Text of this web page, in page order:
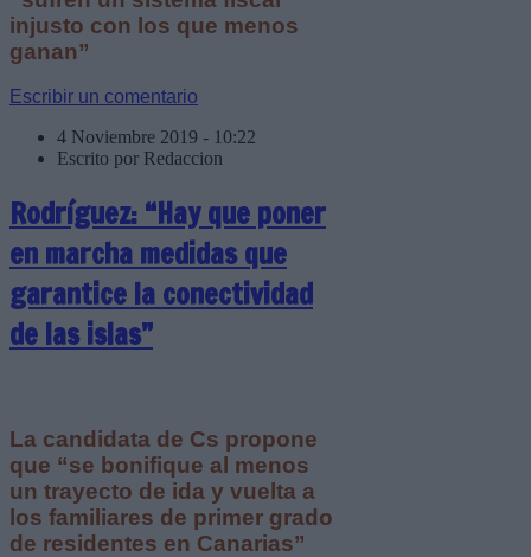
injusto con los que menos
ganan”
Escribir un comentario
4 Noviembre 2019 - 10:22
Escrito por Redaccion
Rodríguez: “Hay que poner
en marcha medidas que
garantice la conectividad
de las islas”
La candidata de Cs propone
que “se bonifique al menos
un trayecto de ida y vuelta a
los familiares de primer grado
de residentes en Canarias”